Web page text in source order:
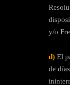
y/o
d) El
de